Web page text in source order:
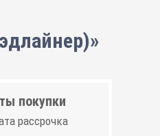
покупки
рассрочка